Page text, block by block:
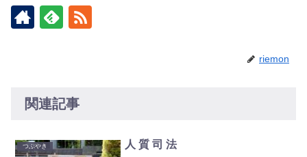
riemon
関連記事
つぶやき 人 質 司 法